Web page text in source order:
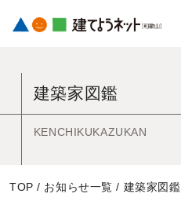
ン
キ
建築家図鑑
KENCHIKUKAZUKAN
TOP / お知らせ一覧 / 建築家図鑑